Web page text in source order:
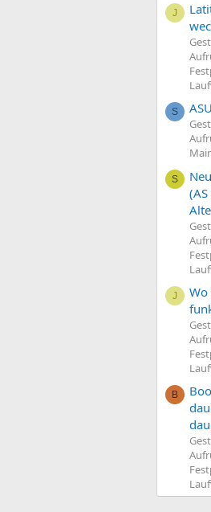
J
S
S
J
Wo
B